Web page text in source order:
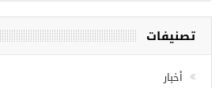
تصنيفات